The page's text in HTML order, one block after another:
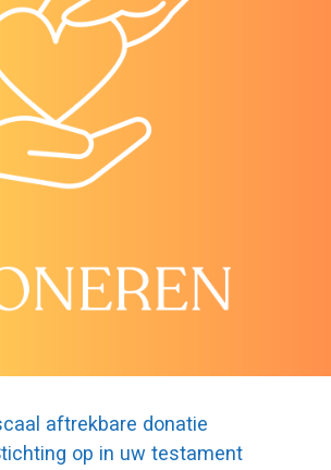
aftrekbare donatie
op in uw testament